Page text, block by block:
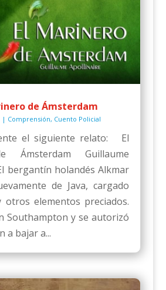
de Ámsterdam
| Comprensión, Cuento Policial
el siguiente relato: El
Ámsterdam Guillaume
bergantín holandés Alkmar
de Java, cargado
otros elementos preciados.
Southampton y se autorizó
a bajar a...